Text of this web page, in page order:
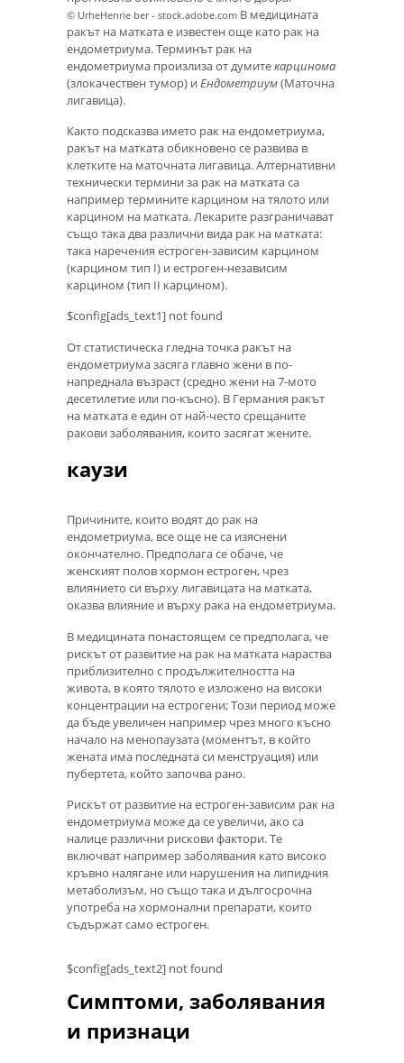
© UrheHenrie ber - stock.adobe.com В медицината
ракът на матката е известен още като рак на
ендометриума. Терминът рак на
ендометриума произлиза от думитекарцинома
(злокачествен тумор) и Ендометриум(Маточна
лигавица).
Както подсказва името рак на ендометриума,
ракът на матката обикновено се развива в
клетките на маточната лигавица. Алтернативни
технически термини за рак на матката са
например термините карцином на тялото или
карцином на матката. Лекарите разграничават
също така два различни вида рак на матката:
така наречения естроген-зависим карцином
(карцином тип I) и естроген-независим
карцином (тип II карцином).
$config[ads_text1] not found
От статистическа гледна точка ракът на
ендометриума засяга главно жени в по-
напреднала възраст (средно жени на 7-мото
десетилетие или по-късно). В Германия ракът
на матката е един от най-често срещаните
ракови заболявания, които засягат жените.
каузи
Причините, които водят до рак на
ендометриума, все още не са изяснени
окончателно. Предполага се обаче, че
женският полов хормон естроген, чрез
влиянието си върху лигавицата на матката,
оказва влияние и върху рака на ендометриума.
В медицината понастоящем се предполага, че
рискът от развитие на рак на матката нараства
приблизително с продължителността на
живота, в която тялото е изложено на високи
концентрации на естрогени; Този период може
да бъде увеличен например чрез много късно
начало на менопаузата (моментът, в който
жената има последната си менструация) или
пубертета, който започва рано.
Рискът от развитие на естроген-зависим рак на
ендометриума може да се увеличи, ако са
налице различни рискови фактори. Те
включват например заболявания като високо
кръвно налягане или нарушения на липидния
метаболизъм, но също така и дългосрочна
употреба на хормонални препарати, които
съдържат само естроген.
$config[ads_text2] not found
Симптоми, заболявания
и признаци